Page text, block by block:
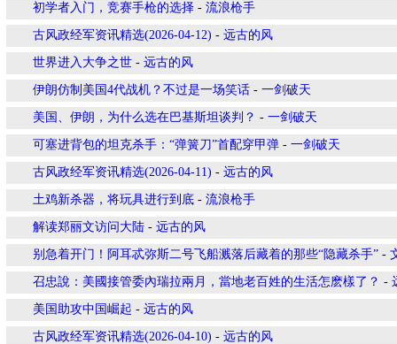
初学者入门，竞赛手枪的选择 - 流浪枪手
古风政经军资讯精选(2026-04-12) - 远古的风
世界进入大争之世 - 远古的风
伊朗仿制美国4代战机？不过是一场笑话 - 一剑破天
美国、伊朗，为什么选在巴基斯坦谈判？ - 一剑破天
可塞进背包的坦克杀手：“弹簧刀”首配穿甲弹 - 一剑破天
古风政经军资讯精选(2026-04-11) - 远古的风
土鸡新杀器，将玩具进行到底 - 流浪枪手
解读郑丽文访问大陆 - 远古的风
别急着开门！阿耳忒弥斯二号飞船溅落后藏着的那些“隐藏杀手” -
召忠說：美國接管委內瑞拉兩月，當地老百姓的生活怎麽樣了？ -
美国助攻中国崛起 - 远古的风
古风政经军资讯精选(2026-04-10) - 远古的风